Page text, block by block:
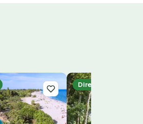
Direct te boeken